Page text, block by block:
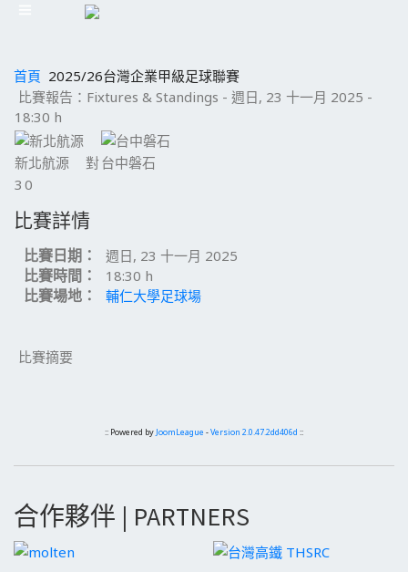
首頁 2025/26台灣企業甲級足球聯賽
比賽報告：Fixtures & Standings - 週日, 23 十一月 2025 -
18:30 h
新北航源 對台中磐石
3 0
比賽詳情
比賽日期： 週日, 23 十一月 2025
比賽時間： 18:30 h
比賽場地： 輔仁大學足球場
比賽摘要
:: Powered by JoomLeague -Version 2.0.47.2dd406d ::
合作夥伴 | PARTNERS